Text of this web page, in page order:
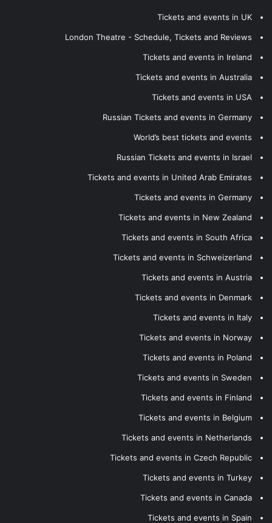
Tickets and events in UK
London Theatre - Schedule, Tickets and Reviews
Tickets and events in Ireland
Tickets and events in Australia
Tickets and events in USA
Russian Tickets and events in Germany
World’s best tickets and events
Russian Tickets and events in Israel
Tickets and events in United Arab Emirates
Tickets and events in Germany
Tickets and events in New Zealand
Tickets and events in South Africa
Tickets and events in Schweizerland
Tickets and events in Austria
Tickets and events in Denmark
Tickets and events in Italy
Tickets and events in Norway
Tickets and events in Poland
Tickets and events in Sweden
Tickets and events in Finland
Tickets and events in Belgium
Tickets and events in Netherlands
Tickets and events in Czech Republic
Tickets and events in Turkey
Tickets and events in Canada
Tickets and events in Spain